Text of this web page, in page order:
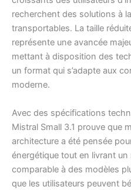
recherchent des solutions à
transportables. La taille
représente une avancée
mettant à disposition des
un format qui s’adapte aux
moderne.
Avec des spécifications
Mistral Small 3.1 prouve que
architecture a été pensée
énergétique tout en livrant
comparable à des modèles
que les utilisateurs peuvent